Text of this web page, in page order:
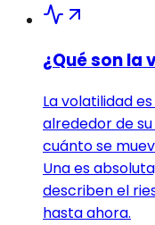
¿Qué son la
La volatilidad
alrededor de
cuánto se
Una es
describen el
hasta ahora.